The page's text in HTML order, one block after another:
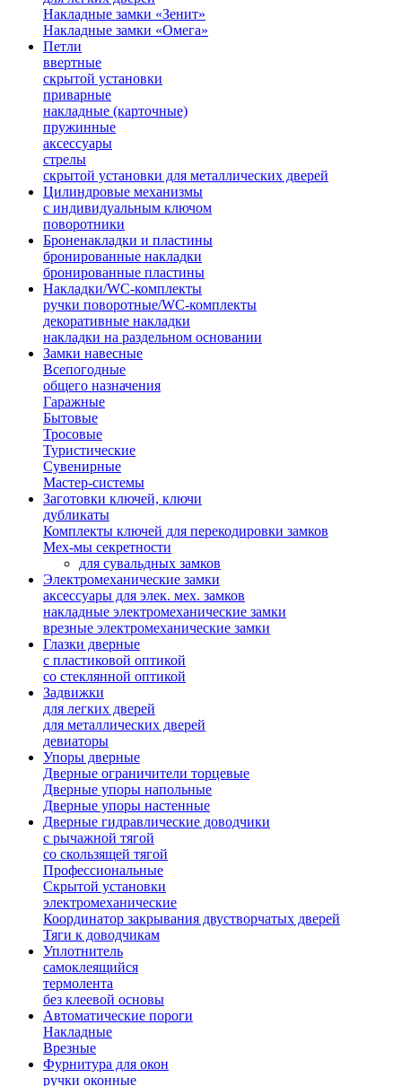
Накладные замки «Зенит»
Накладные замки «Омега»
Петли
ввертные
скрытой установки
приварные
накладные (карточные)
пружинные
аксессуары
стрелы
скрытой установки для металлических дверей
Цилиндровые механизмы
с индивидуальным ключом
поворотники
Броненакладки и пластины
бронированные накладки
бронированные пластины
Накладки/WC-комплекты
ручки поворотные/WC-комплекты
декоративные накладки
накладки на раздельном основании
Замки навесные
Всепогодные
общего назначения
Гаражные
Бытовые
Тросовые
Туристические
Сувенирные
Мастер-системы
Заготовки ключей, ключи
дубликаты
Комплекты ключей для перекодировки замков
Мех-мы секретности
для сувальдных замков
Электромеханические замки
аксессуары для элек. мех. замков
накладные электромеханические замки
врезные электромеханические замки
Глазки дверные
с пластиковой оптикой
со стеклянной оптикой
Задвижки
для легких дверей
для металлических дверей
девиаторы
Упоры дверные
Дверные ограничители торцевые
Дверные упоры напольные
Дверные упоры настенные
Дверные гидравлические доводчики
с рычажной тягой
со скользящей тягой
Профессиональные
Скрытой установки
электромеханические
Координатор закрывания двустворчатых дверей
Тяги к доводчикам
Уплотнитель
самоклеящийся
термолента
без клеевой основы
Автоматические пороги
Накладные
Врезные
Фурнитура для окон
ручки оконные